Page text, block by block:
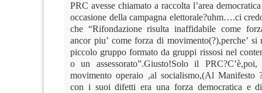
PRC avesse chiamato a raccolta l’area
occasione della campagna elettorale?uhm….ci
che “Rifondazione risulta inaffidabile come
ancor piu’ come forza di movimento(?),perche’ si
piccolo gruppo formato da gruppi rissosi nel
o un assessorato”.Giusto!Solo il
movimento operaio ,al socialismo,(Al Manifesto
con i suoi difetti era una forza democratica e